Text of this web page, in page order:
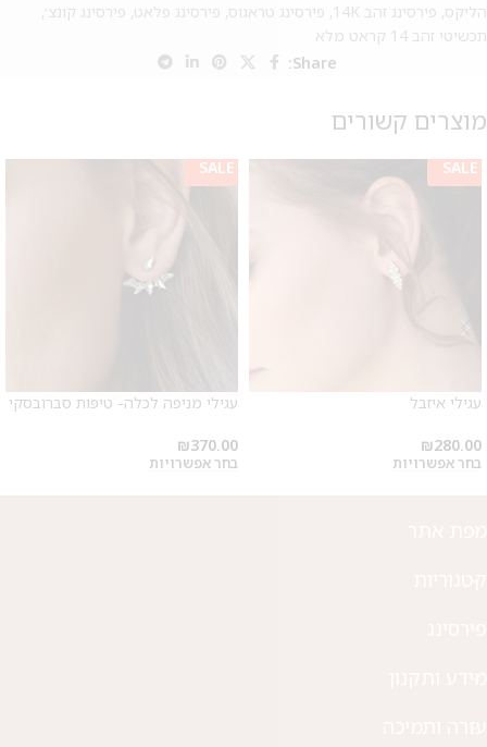
הליקס, פירסינג זהב 14K , פירסינג טראגוס, פירסינג פלאט, פירסינג קונצ׳,
תכשיטי זהב 14 קראט מלא
Share:
מוצרים קשורים
SALE
עגילי איזבל
₪280.00
בחר אפשרויות
SALE
עגילי מניפה לכלה- טיפות סברובסקי
₪370.00
בחר אפשרויות